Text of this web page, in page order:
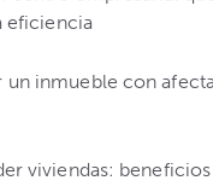
eficiencia
un inmueble con
viviendas: